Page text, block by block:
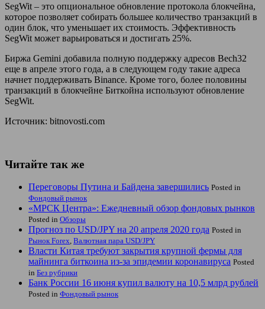
SegWit – это опциональное обновление протокола блокчейна,
которое позволяет собирать большее количество транзакций в
один блок, что уменьшает их стоимость. Эффективность
SegWit может варьироваться и достигать 25%.
Биржа Gemini добавила полную поддержку адресов Bech32
еще в апреле этого года, а в следующем году такие адреса
начнет поддерживать Binance. Кроме того, более половины
транзакций в блокчейне Биткойна используют обновление
SegWit.
Источник: bitnovosti.com
Читайте так же
Переговоры Путина и Байдена завершились Posted in
Фондовый рынок
«МРСК Центра»: Ежедневный обзор фондовых рынков
Posted in Обзоры
Прогноз по USD/JPY на 20 апреля 2020 года Posted in
Рынок Forex, Валютная пара USD/JPY
Власти Китая требуют закрытия крупной фермы для
майнинга биткоина из-за эпидемии коронавируса Posted
in Без рубрики
Банк России 16 июня купил валюту на 10,5 млрд рублей
Posted in Фондовый рынок